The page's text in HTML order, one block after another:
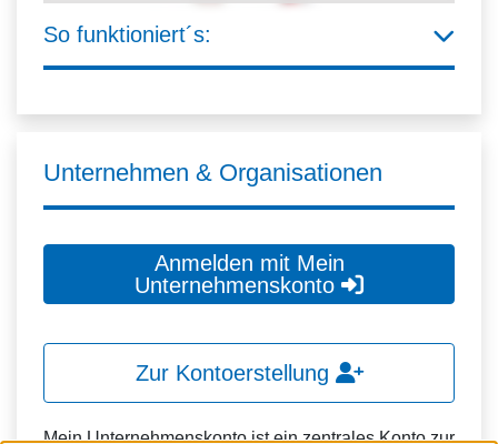
So funktioniert´s:
Unternehmen & Organisationen
Anmelden mit Mein
Unternehmenskonto
Zur Kontoerstellung
Mein Unternehmenskonto ist ein zentrales Konto zur